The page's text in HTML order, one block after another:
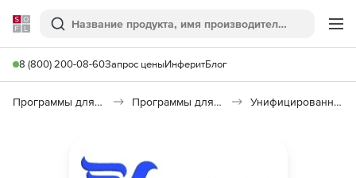
Softline
Поиск
8 (800) 200-08-60Запрос ценыИнферитБлог
Программы для образования и науки Программы для научных расчетов Унифицированная программа расчета загрязнений атмосферы УПРЗА «Эколог»